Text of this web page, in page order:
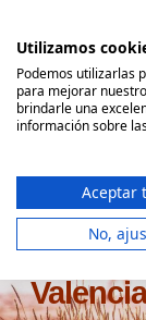
contenido
Comparador
Valencia
Utilizamos
Podemos utilizarlas
para mejorar
brindarle una
información sobre
Aceptar
No,